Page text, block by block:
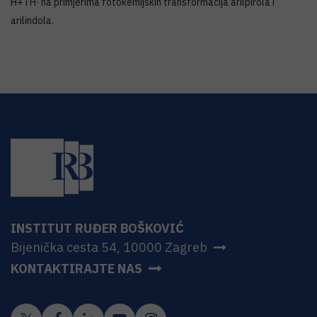
arilindola.
INSTITUT RUĐER BOŠKOVIĆ
Bijenička cesta 54, 10000 Zagreb
KONTAKTIRAJTE NAS